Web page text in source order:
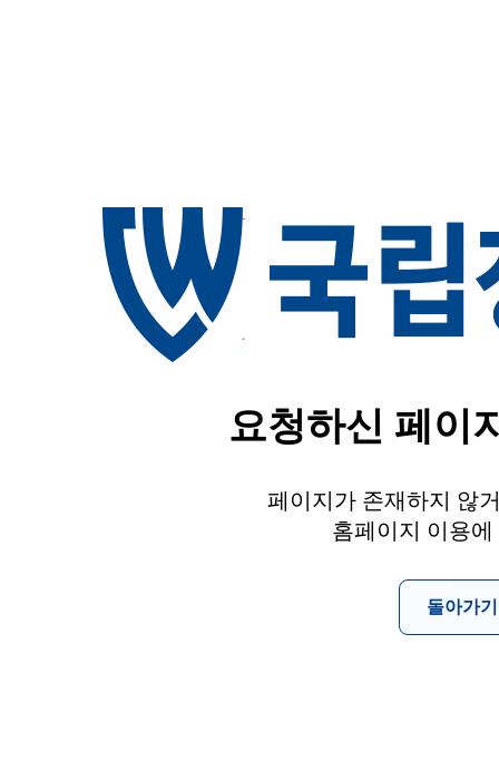
요청하신 페이
페이지가 존재하지 않
홈페이지 이용
돌아가기